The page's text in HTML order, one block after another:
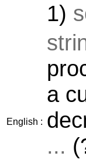
English :
1)
a
...